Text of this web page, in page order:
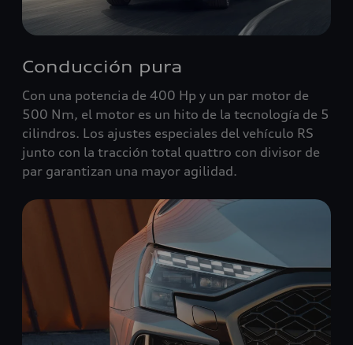
Conducción pura
Con una potencia de 400 Hp y un par motor de
500 Nm, el motor es un hito de la tecnología de 5
cilindros. Los ajustes especiales del vehículo RS
junto con la tracción total quattro con divisor de
par garantizan una mayor agilidad.